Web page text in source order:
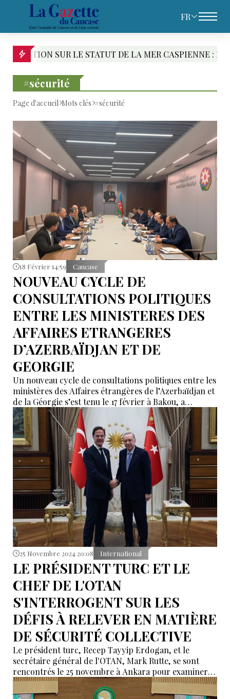
FR
LA MER CASPIENNE : LE PARI CASPIEN DE TÉHÉRAN
#sécurité
Page d'accueil Mots clés #sécurité
18 Février 14:59 Caucase
NOUVEAU CYCLE DE
CONSULTATIONS POLITIQUES
ENTRE LES MINISTERES DES
AFFAIRES ETRANGERES
D’AZERBAÏDJAN ET DE
GEORGIE
Un nouveau cycle de consultations politiques entre les
ministères des Affaires étrangères de l’Azerbaïdjan et
de la Géorgie s’est tenu le 17 février à Bakou, a
annoncé le ministère azerbaïdjanais des Affaires
étrangères.
25 Novembre 2024 20:08 International
LE PRÉSIDENT TURC ET LE
CHEF DE L'OTAN
S'INTERROGENT SUR LES
DÉFIS À RELEVER EN MATIÈRE
DE SÉCURITÉ COLLECTIVE
Le président turc, Recep Tayyip Erdogan, et le
secrétaire général de l'OTAN, Mark Rutte, se sont
rencontrés le 25 novembre à Ankara pour examiner
les " défis croissants " auxquels est confrontée la
sécurité collective de l'Alliance.